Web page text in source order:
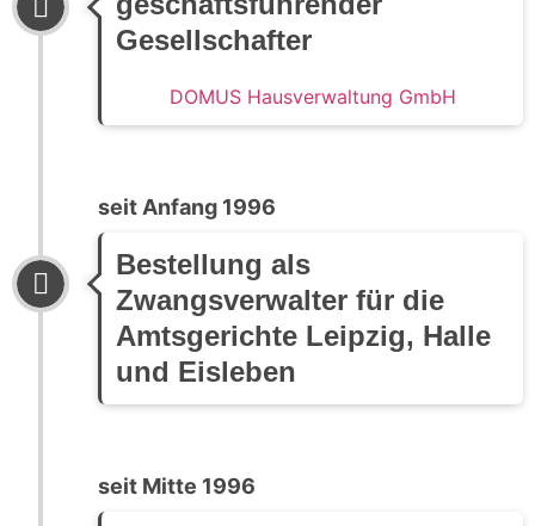
Gesellschafter
DOMUS Hausverwaltung GmbH
seit Anfang 1996
Bestellung als
Zwangsverwalter für die
Amtsgerichte Leipzig, Halle
und Eisleben
seit Mitte 1996